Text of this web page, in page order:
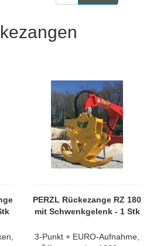
PERZL Rückezange RZ 180
mit Schwenkgelenk - 1 Stk
3-Punkt + EURO-Aufnahme,